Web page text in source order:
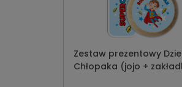
Zestaw prezentowy
Chłopaka (jojo +